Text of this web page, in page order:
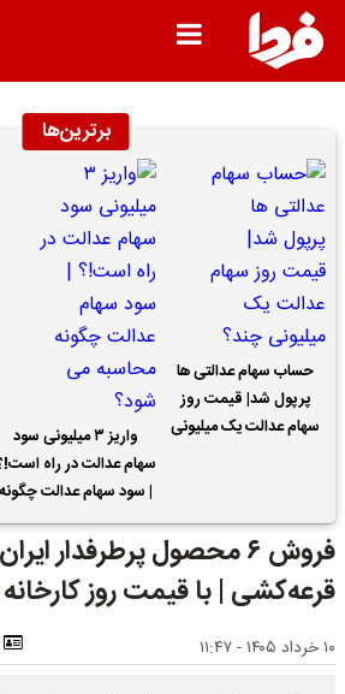
برترین‌ها
حساب سهام عدالتی ها
پرپول شد| قیمت روز
سهام عدالت یک میلیونی
واریز ۳ میلیونی سود
سهام عدالت در راه
| سود سهام عدالت چگونه
محاسبه می شود؟
فروش ۶ محصول پرطرفدار
قرعه‌کشی | با قیمت روز
۱۰ خرداد ۱۴۰۵ - ۱۱:۴۷